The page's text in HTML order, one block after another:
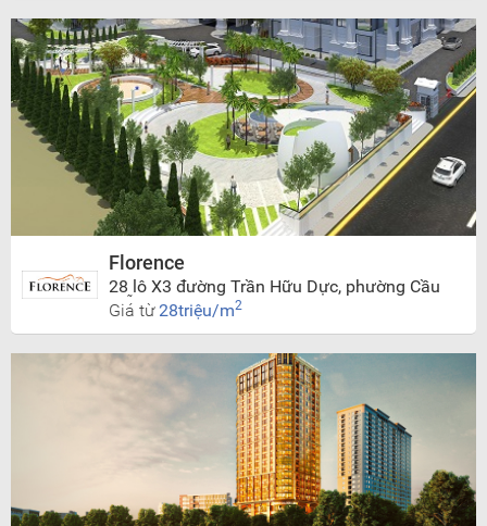
Florence
28 lô X3 đường Trần Hữu Dực, phường Cầu
Diễn, Nam Từ Liêm, Hà Nội
Giá từ 28triệu/m2